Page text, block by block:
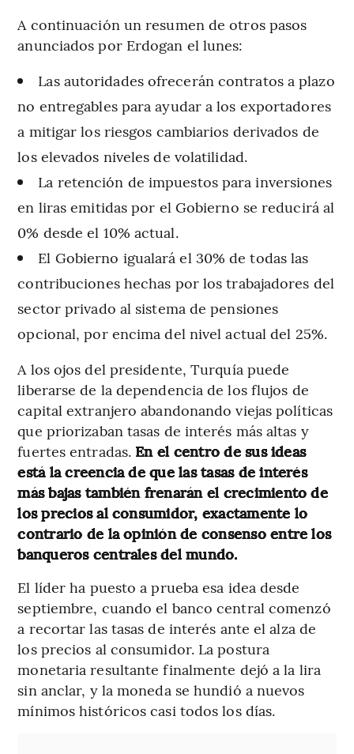
A continuación un resumen de otros pasos
anunciados por Erdogan el lunes:
Las autoridades ofrecerán contratos a plazo
no entregables para ayudar a los exportadores
a mitigar los riesgos cambiarios derivados de
los elevados niveles de volatilidad.
La retención de impuestos para inversiones
en liras emitidas por el Gobierno se reducirá al
0% desde el 10% actual.
El Gobierno igualará el 30% de todas las
contribuciones hechas por los trabajadores del
sector privado al sistema de pensiones
opcional, por encima del nivel actual del 25%.
A los ojos del presidente, Turquía puede
liberarse de la dependencia de los flujos de
capital extranjero abandonando viejas políticas
que priorizaban tasas de interés más altas y
fuertes entradas. En el centro de sus ideas
está la creencia de que las tasas de interés
más bajas también frenarán el crecimiento de
los precios al consumidor, exactamente lo
contrario de la opinión de consenso entre los
banqueros centrales del mundo.
El líder ha puesto a prueba esa idea desde
septiembre, cuando el banco central comenzó
a recortar las tasas de interés ante el alza de
los precios al consumidor. La postura
monetaria resultante finalmente dejó a la lira
sin anclar, y la moneda se hundió a nuevos
mínimos históricos casi todos los días.